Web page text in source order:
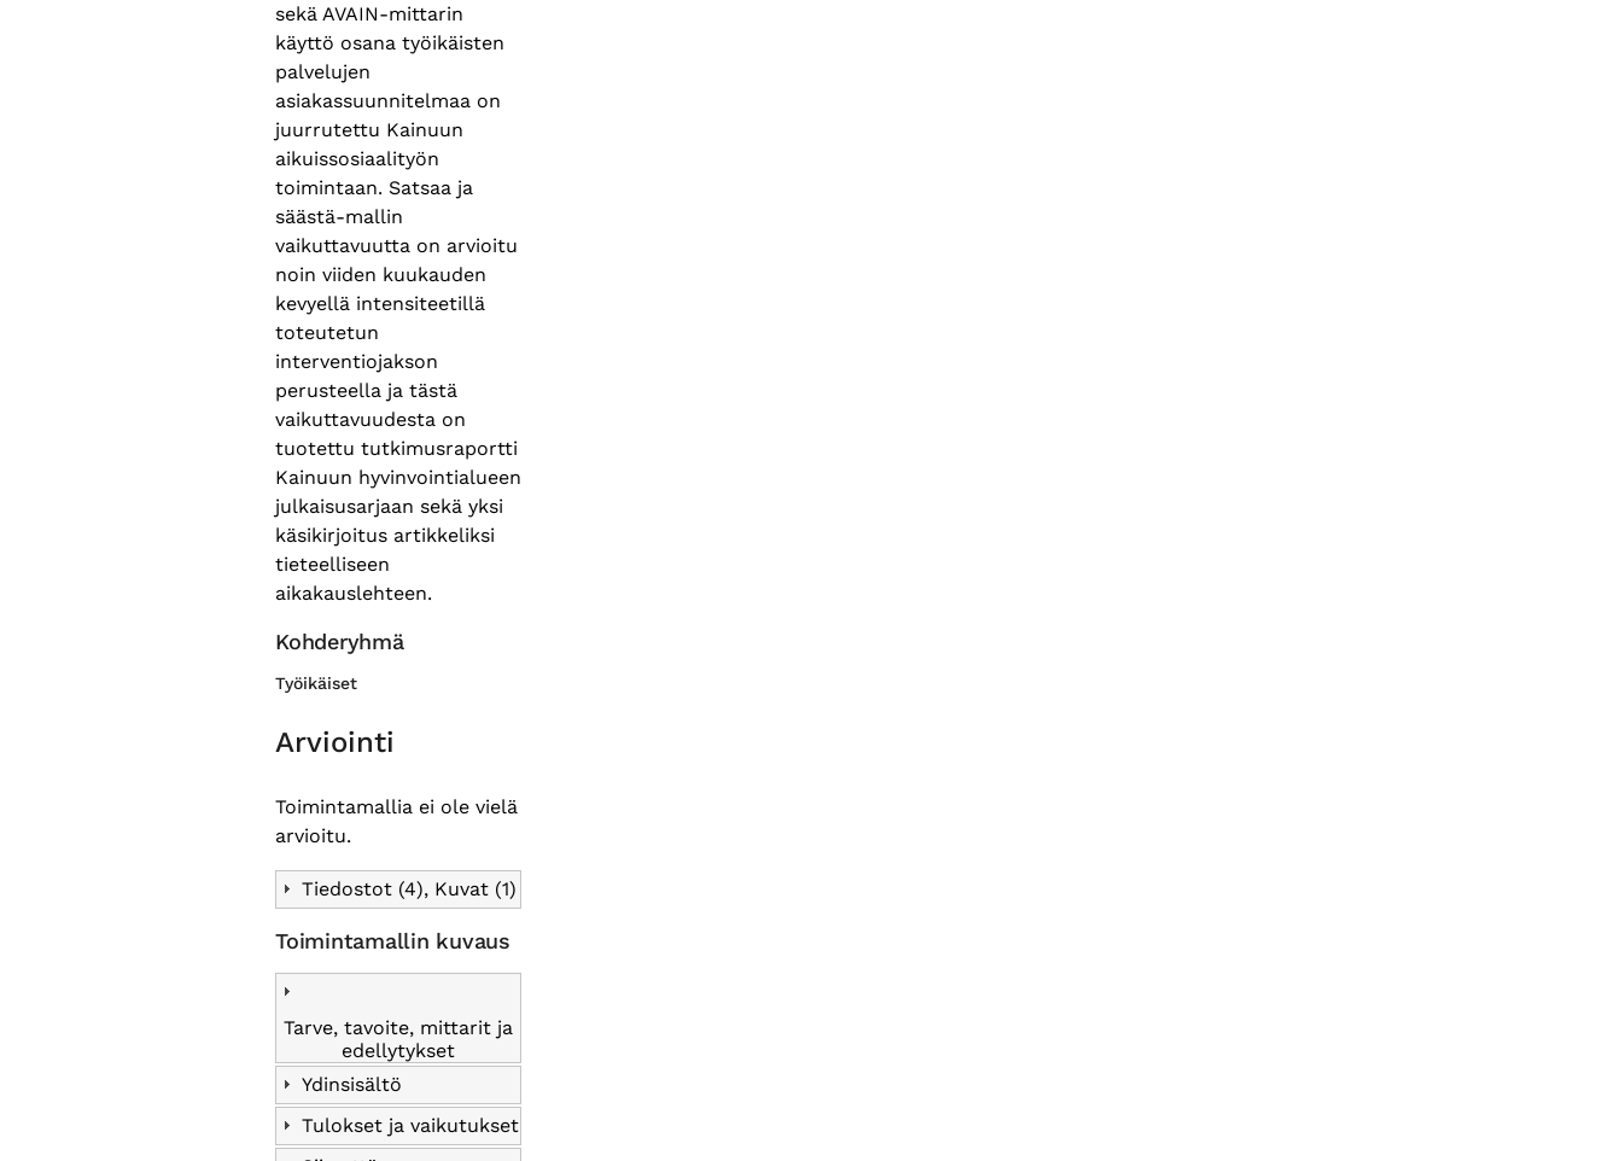
sekä AVAIN-mittarin
käyttö osana työikäisten
palvelujen
asiakassuunnitelmaa on
juurrutettu Kainuun
aikuissosiaalityön
toimintaan. Satsaa ja
säästä-mallin
vaikuttavuutta on arvioitu
noin viiden kuukauden
kevyellä intensiteetillä
toteutetun
interventiojakson
perusteella ja tästä
vaikuttavuudesta on
tuotettu tutkimusraportti
Kainuun hyvinvointialueen
julkaisusarjaan sekä yksi
käsikirjoitus artikkeliksi
tieteelliseen
aikakauslehteen.
Kohderyhmä
Työikäiset
Arviointi
Toimintamallia ei ole vielä
arvioitu.
Tiedostot (4), Kuvat (1)
Toimintamallin kuvaus
Tarve, tavoite, mittarit ja
edellytykset
Ydinsisältö
Tulokset ja vaikutukset